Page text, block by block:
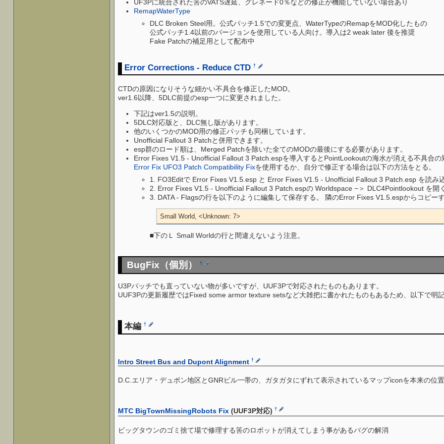
UF3Pに統合された筈のVATS遅延、グレネード0％などの修正が機能していない場合あり
RemapWaterType
DLC Broken Steel用。公式パッチ1.5での変更点、WaterTypeのRemapをMOD化したもの
公式パッチ1.4以前のバージョンを使用している人向け。導入は2 weak later 後を推奨
Fake Patchの補足用として配布中
Error Corrections - Reduce CTD †
CTDの原因になりそうな細かい不具合を修正したMOD。
ver1.6以降、5DLC前提のesp一つに変更されました。
下記はver1.5の説明。
5DLC対応版と、DLC無し版があります。
他のいくつかのMOD用の修正パッチも同梱しています。
Unofficial Fallout 3 Patchと併用できます。
esp群のロード順は、Merged Patchを除いた全てのMODの最後にする必要があります。
Error Fixes V1.5 - Unofficial Fallout 3 Patch.espを導入するとPointLookoutの海水が消える不具合の
Error Fix UFO3 Patch Compatibility Fixを使用するか、自分で修正する場合は以下の方法をとる。
1. FO3Editで Error Fixes V1.5.esp と Error Fixes V1.5 - Unofficial Fallout 3 Patch.esp を読み込
2. Error Fixes V1.5 - Unofficial Fallout 3 Patch.espの Worldspace −＞ DLC4Pointlookout を開く
3. DATA - Flagsの行を以下のように編集して保存する。 隣のError Fixes V1.5.espからコピーす
Small World, <Unknown: 7>
■下のＬ Small Worldの行と間違えないよう注意。
BugFix（個別） †
U3Pパッチでも直っていない物が多いですが、UUF3Pで対応されたものもあります。
UUF3Pの更新履歴ではFixed some armor texture setsなど大雑把に書かれたものもあるため、以下で明
本編 †
Intro Street Bus and Dupont Alignment †
D.C.エリア・デュポン地区とGNRビル一帯の、ガタガタにずれて表示されているマップiconを本来の位置
MTC BigTownMissingRobots Fix(UUF3P対応) †
ビッグタウンのゴミ捨て場で修理する筈のロボットが消えてしまう事があるバグの解消